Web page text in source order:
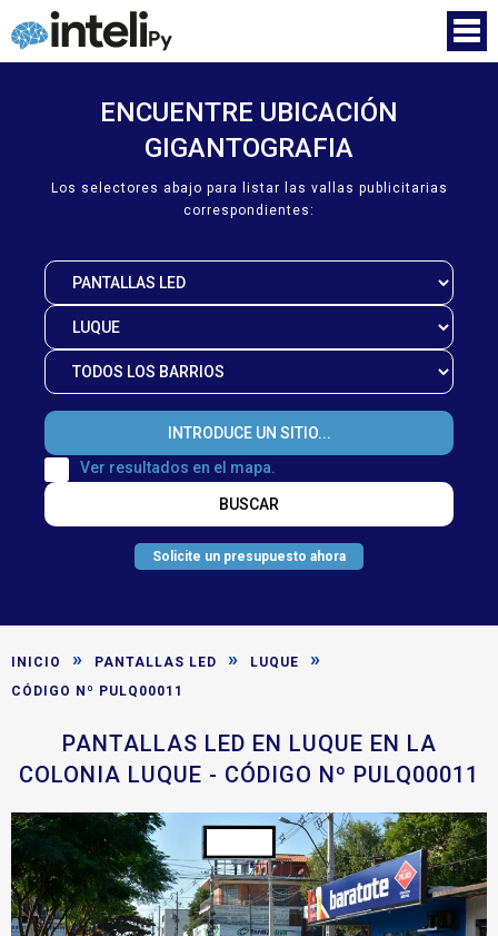
ENCUENTRE UBICACIÓN
GIGANTOGRAFIA
Los selectores abajo para listar las vallas publicitarias
correspondientes:
Ver resultados en el mapa.
Solicite un presupuesto ahora
INICIO » PANTALLAS LED » LUQUE »
CÓDIGO Nº PULQ00011
PANTALLAS LED EN LUQUE EN LA
COLONIA LUQUE - CÓDIGO Nº PULQ00011